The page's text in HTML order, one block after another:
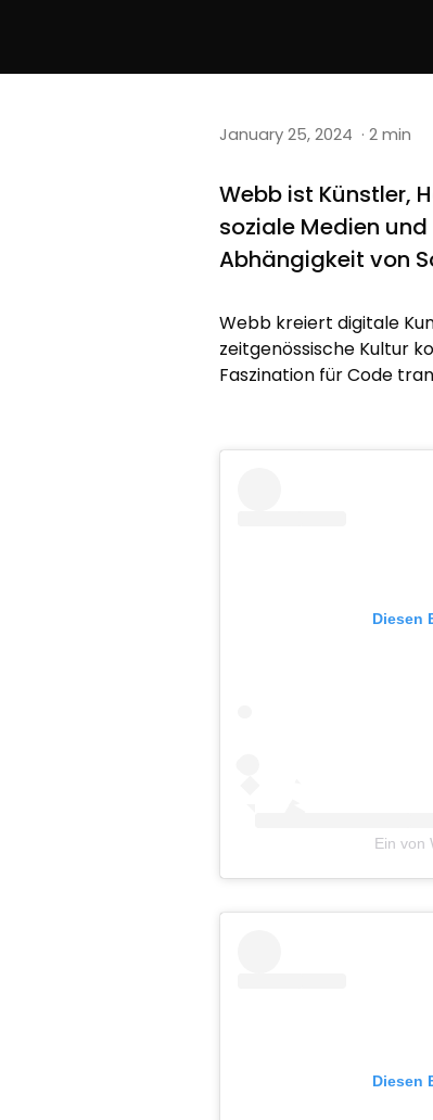
January 25, 2024 · 2 min
Webb ist Künstler,
soziale Medien
Abhängigkeit von
Webb kreiert digitale
zeitgenössische Kultur
Faszination für Code
Diesen
Ein von
Diesen